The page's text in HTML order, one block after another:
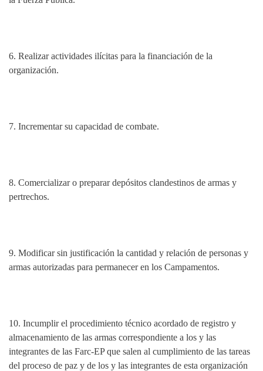
6. Realizar actividades ilícitas para la financiación de la
organización.
7. Incrementar su capacidad de combate.
8. Comercializar o preparar depósitos clandestinos de armas y
pertrechos.
9. Modificar sin justificación la cantidad y relación de personas y
armas autorizadas para permanecer en los Campamentos.
10. Incumplir el procedimiento técnico acordado de registro y
almacenamiento de las armas correspondiente a los y las
integrantes de las Farc-EP que salen al cumplimiento de las tareas
del proceso de paz y de los y las integrantes de esta organización